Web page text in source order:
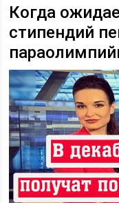
Когда
стипендий